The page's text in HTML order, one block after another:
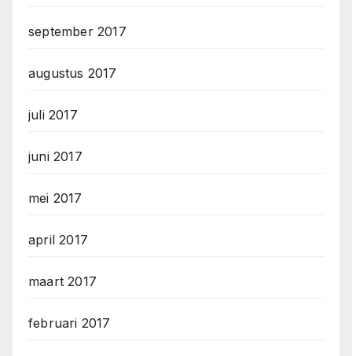
september 2017
augustus 2017
juli 2017
juni 2017
mei 2017
april 2017
maart 2017
februari 2017